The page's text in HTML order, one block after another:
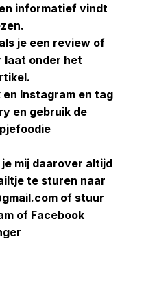
informatief vindt
je een review of
laat onder het
Instagram en tag
en gebruik de
mij daarover altijd
te sturen naar
of stuur
of Facebook